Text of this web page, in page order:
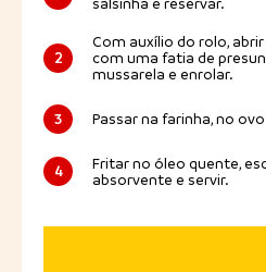
salsinha e reservar.
2
Com auxílio do rolo,
com uma fatia de
mussarela e enrolar.
3 Passar na farinha, no
4
Fritar no óleo quente,
absorvente e servir.